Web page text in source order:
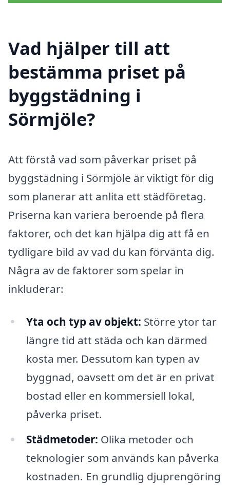
Vad hjälper till att
bestämma priset på
byggstädning i
Sörmjöle?
Att förstå vad som påverkar priset på
byggstädning i Sörmjöle är viktigt för dig
som planerar att anlita ett städföretag.
Priserna kan variera beroende på flera
faktorer, och det kan hjälpa dig att få en
tydligare bild av vad du kan förvänta dig.
Några av de faktorer som spelar in
inkluderar:
Yta och typ av objekt: Större ytor tar
längre tid att städa och kan därmed
kosta mer. Dessutom kan typen av
byggnad, oavsett om det är en privat
bostad eller en kommersiell lokal,
påverka priset.
Städmetoder: Olika metoder och
teknologier som används kan påverka
kostnaden. En grundlig djuprengöring